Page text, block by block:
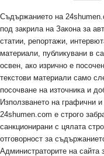
Съдържанието на
под закрила на Закона за
статии, репортажи,
материали, публикувани в
освен, ако изрично е
текстови материали само
посочване на източника и
Използването на графични
24shumen.com е строго
санкционирани с цялата
отговорност за
Администраторите на сайта